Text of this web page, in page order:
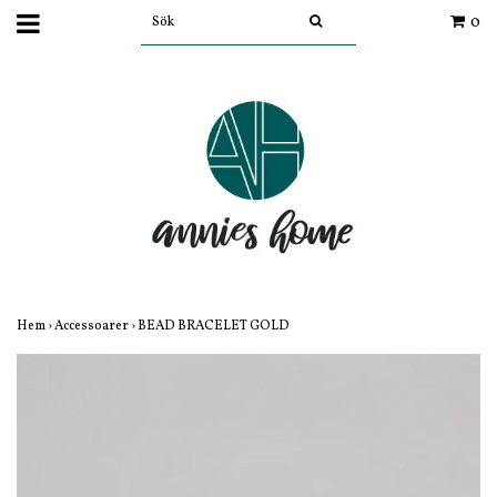
0
Hem›Accessoarer›BEAD BRACELET GOLD